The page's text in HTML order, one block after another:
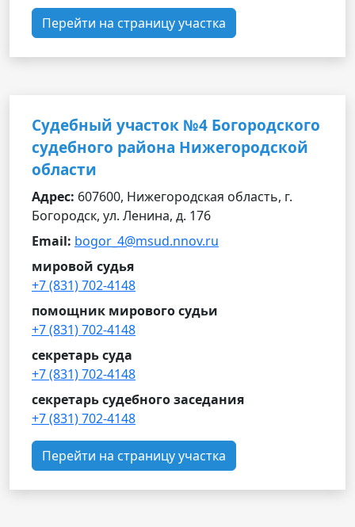
Перейти на страницу участка
Судебный участок №4 Богородского
судебного района Нижегородской
области
Адрес: 607600, Нижегородская область, г.
Богородск, ул. Ленина, д. 176
Email: bogor_4@msud.nnov.ru
мировой судья
+7 (831) 702-4148
помощник мирового судьи
+7 (831) 702-4148
секретарь суда
+7 (831) 702-4148
секретарь судебного заседания
+7 (831) 702-4148
Перейти на страницу участка